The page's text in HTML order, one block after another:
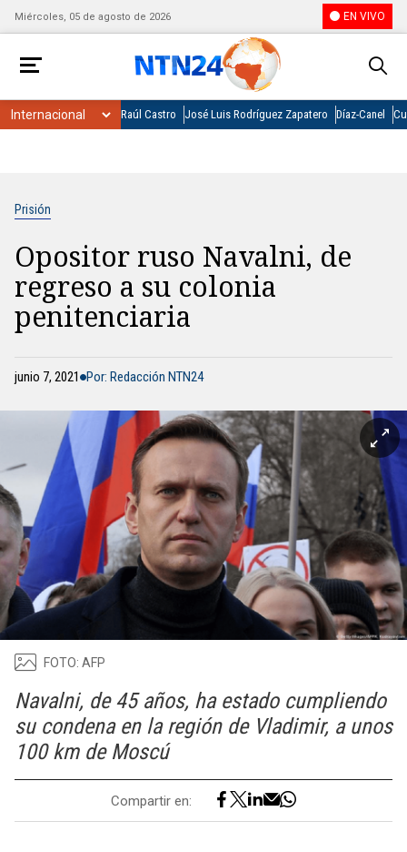
Miércoles, 05 de agosto de 2026 EN VIVO
Raúl Castro José Luis Rodríguez Zapatero Díaz-Canel
Prisión
Opositor ruso Navalni, de
regreso a su colonia
penitenciaria
junio 7, 2021 Por: Redacción NTN24
FOTO: AFP
Navalni, de 45 años, ha estado cumpliendo
su condena en la región de Vladimir, a unos
100 km de Moscú
Compartir en: